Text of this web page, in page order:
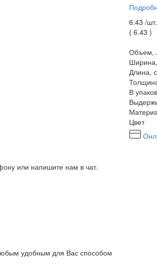
6.43 /шт.
( 6.43 )
Объем,
Длина,
В
Цвет
или напишите нам в чат.
удобным для Вас способом